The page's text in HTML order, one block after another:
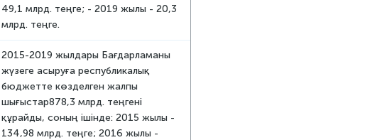
49,1 млрд. теңге; - 2019 жылы - 20,3
млрд. теңге.
2015-2019 жылдары Бағдарламаны
жүзеге асыруға республикалық
бюджетте көзделген жалпы
шығыстар878,3 млрд. теңгені
құрайды, соның ішінде: 2015 жылы -
134,98 млрд. теңге; 2016 жылы -